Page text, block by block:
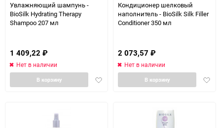
Увлажняющий шампунь -
BioSilk Hydrating Therapy
Shampoo 207 мл
1 409,22 ₽
Нет в наличии
Добавить
В корзину
Кондиционер шелковый
наполнитель - BioSilk Silk Filler
Conditioner 350 мл
2 073,57 ₽
Нет в наличии
В корзину